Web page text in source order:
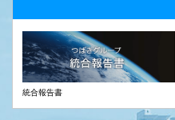
統合報告書